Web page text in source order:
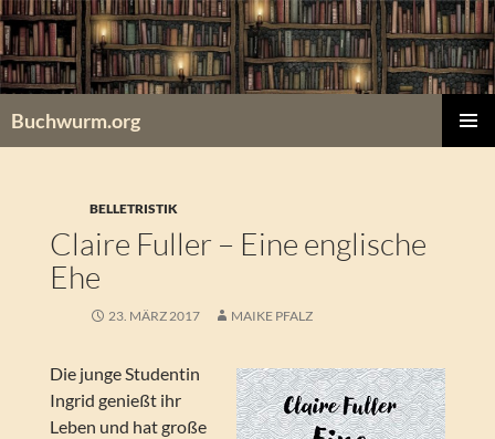
Zum
Inhalt
springen
Buchwurm.org
BELLETRISTIK
Claire Fuller – Eine englische
Ehe
23. MÄRZ 2017 MAIKE PFALZ
Die junge Studentin
Ingrid genießt ihr
Leben und hat große